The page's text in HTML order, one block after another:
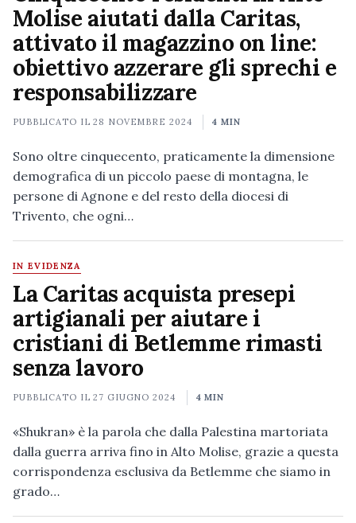
Molise aiutati dalla Caritas,
attivato il magazzino on line:
obiettivo azzerare gli sprechi e
responsabilizzare
PUBBLICATO IL28 NOVEMBRE 2024 4 MIN
Sono oltre cinquecento, praticamente la dimensione
demografica di un piccolo paese di montagna, le
persone di Agnone e del resto della diocesi di
Trivento, che ogni…
IN EVIDENZA
La Caritas acquista presepi
artigianali per aiutare i
cristiani di Betlemme rimasti
senza lavoro
PUBBLICATO IL27 GIUGNO 2024 4 MIN
«Shukran» è la parola che dalla Palestina martoriata
dalla guerra arriva fino in Alto Molise, grazie a questa
corrispondenza esclusiva da Betlemme che siamo in
grado…